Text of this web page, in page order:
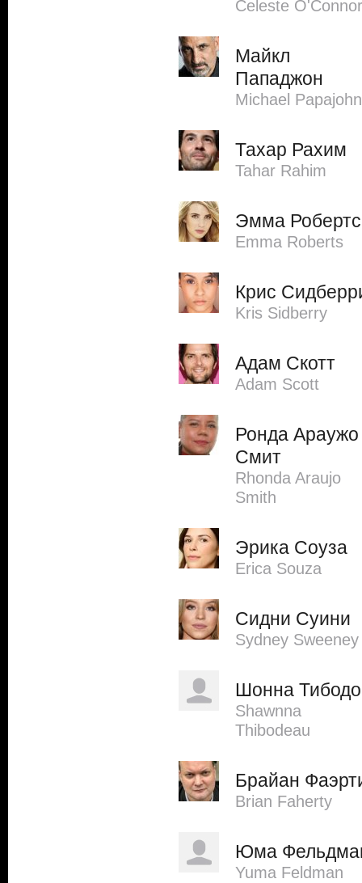
Celeste O'Connor
Майкл
Пападжон
Michael Papajohn
Тахар Рахим
Tahar Rahim
Эмма Робертс
Emma Roberts
Крис
Kris Sidberry
Адам Скотт
Adam Scott
Ронда Араужо
Смит
Rhonda Araujo
Smith
Эрика Соуза
Erica Souza
Сидни Суини
Sydney Sweeney
Шонна Тибодо
Shawnna
Thibodeau
Брайан
Brian Faherty
Юма
Yuma Feldman